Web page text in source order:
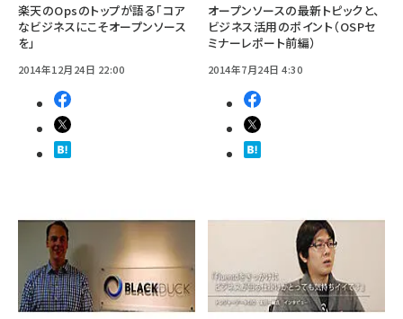
楽天のOpsのトップが語る「コア
なビジネスにこそオープンソース
を」
2014年12月24日 22:00
オープンソースの最新トピックと、
ビジネス活用のポイント（OSPセ
ミナーレポート前編）
2014年7月24日 4:30